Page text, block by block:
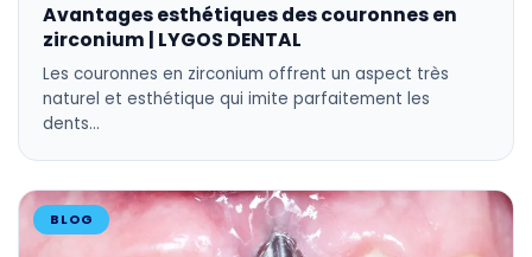
Avantages esthétiques des couronnes en
zirconium | LYGOS DENTAL
Les couronnes en zirconium offrent un aspect très
naturel et esthétique qui imite parfaitement les
dents…
BLOG